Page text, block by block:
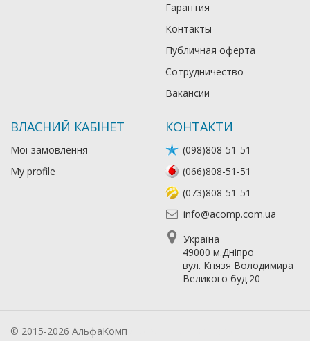
Гарантия
Контакты
Публичная оферта
Сотрудничество
Вакансии
ВЛАСНИЙ КАБІНЕТ
Мої замовлення
My profile
КОНТАКТИ
(098)808-51-51
(066)808-51-51
(073)808-51-51
info@acomp.com.ua
Україна
49000 м.Дніпро
вул. Князя Володимира
Великого буд.20
© 2015-2026 АльфаКомп